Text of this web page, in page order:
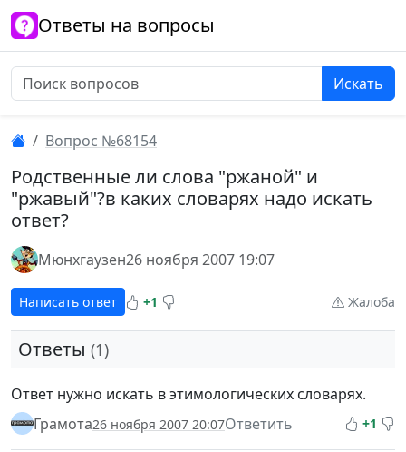
Ответы на вопросы
Искать
Вопрос №68154
Родственные ли слова "ржаной" и
"ржавый"?в каких словарях надо искать
ответ?
Мюнхгаузен26 ноября 2007 19:07
Написать ответ +1 Жалоба
Ответы (1)
Ответ нужно искать в этимологических словарях.
Грамота26 ноября 2007 20:07Ответить +1